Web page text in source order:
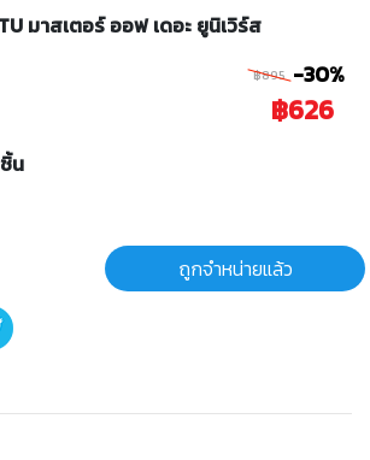
มาสเตอร์ ออฟ เดอะ ยูนิเวิร์ส
฿895 -30%
฿626
น
ถูกจำหน่ายแล้ว